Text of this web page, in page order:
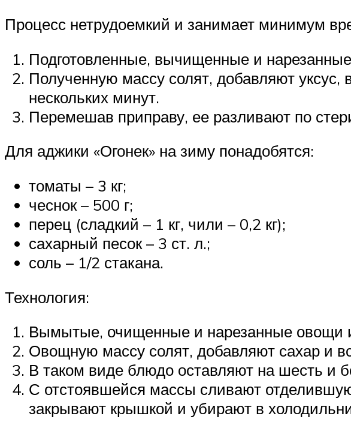
Процесс нетрудоемкий и занимает минимум
Подготовленные, вычищенные и
Полученную массу солят, добавляют
нескольких минут.
Перемешав приправу, ее разливают по
Для аджики «Огонек» на зиму понадобятся:
томаты – 3 кг;
чеснок – 500 г;
перец (сладкий – 1 кг, чили – 0,2 кг);
сахарный песок – 3 ст. л.;
соль – 1/2 стакана.
Технология:
Вымытые, очищенные и нарезанные овощи
Овощную массу солят, добавляют сахар и
В таком виде блюдо оставляют на шесть и
С отстоявшейся массы сливают
закрывают крышкой и убирают в